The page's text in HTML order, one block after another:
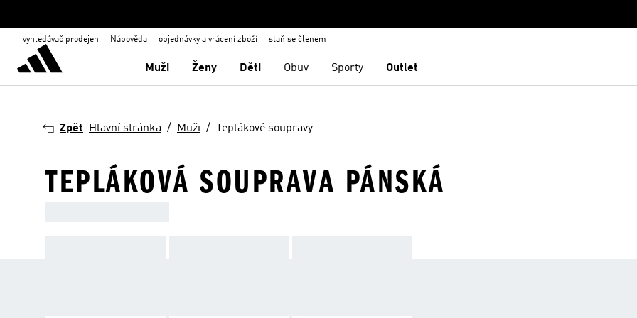
vyhledávač prodejen Nápověda objednávky a vrácení zboží staň se členem
Muži Ženy Děti Obuv Sporty Outlet
Zpět Hlavní stránka Muži Teplákové soupravy
TEPLÁKOVÁ SOUPRAVA PÁNSKÁ